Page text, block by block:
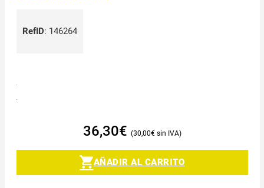
RefID: 146264
36,30€ 30,00€
AÑADIR AL CARRITO